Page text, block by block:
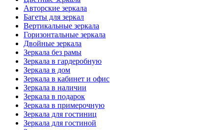
Авторские зеркала
Багеты для зеркал
Вертикальные зеркала
Горизонтальные зеркала
Двойные зеркала
Зеркала без рамы
Зеркала в гардеробную
Зеркала в дом
Зеркала в кабинет и офис
Зеркала в наличии
Зеркала в подарок
Зеркала в примерочную
Зеркала для гостиниц
Зеркала для гостиной